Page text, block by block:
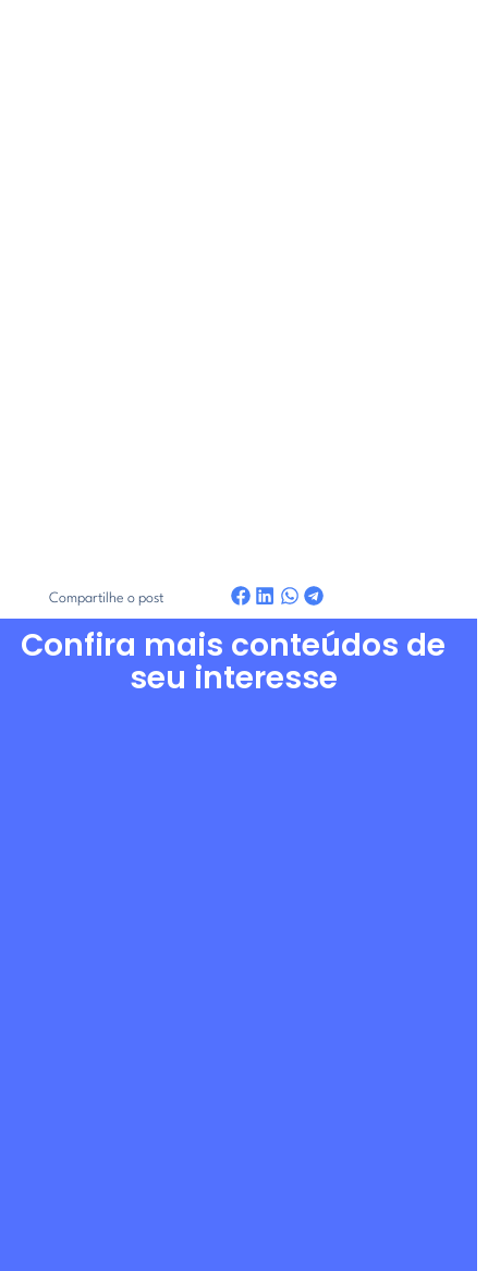
Compartilhe o post
Confira mais conteúdos de
seu interesse